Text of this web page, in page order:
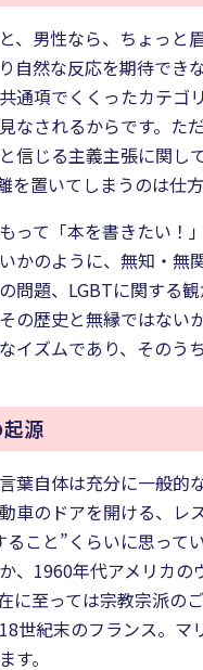
、男性なら、ちょっ
自然な反応を期待で
通項でくくったカテ
なされるからです。た
信じる主義主張に関
を置いてしまうのは仕
って「本を書きたい
かのように、無知・
問題、LGBTに関する
の歴史と無縁ではな
イズムであり、そのう
源
葉自体は充分に一般
車のドアを開ける、レ
こと”くらいに思っ
、1960年代アメリカ
に至っては宗教宗派の
世紀末のフランス。
す。